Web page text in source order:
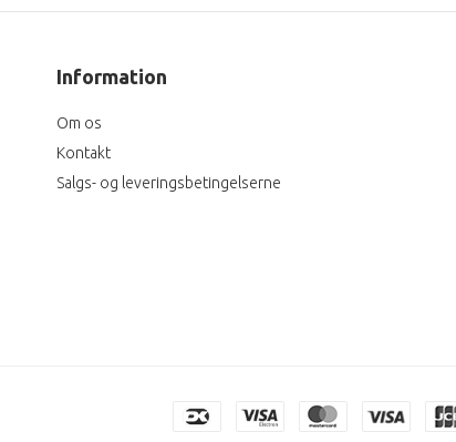
Information
Om os
Kontakt
Salgs- og leveringsbetingelserne